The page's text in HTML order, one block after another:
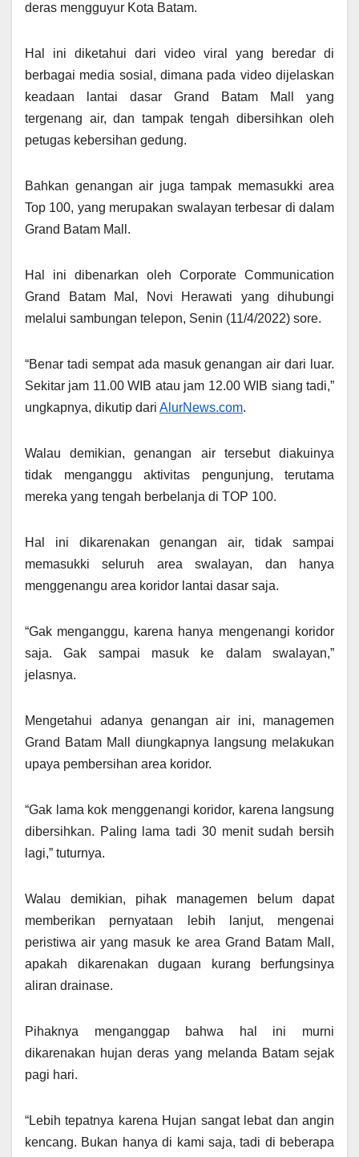
deras mengguyur Kota Batam.
Hal ini diketahui dari video viral yang beredar di
berbagai media sosial, dimana pada video dijelaskan
keadaan lantai dasar Grand Batam Mall yang
tergenang air, dan tampak tengah dibersihkan oleh
petugas kebersihan gedung.
Bahkan genangan air juga tampak memasukki area
Top 100, yang merupakan swalayan terbesar di dalam
Grand Batam Mall.
Hal ini dibenarkan oleh Corporate Communication
Grand Batam Mal, Novi Herawati yang dihubungi
melalui sambungan telepon, Senin (11/4/2022) sore.
“Benar tadi sempat ada masuk genangan air dari luar.
Sekitar jam 11.00 WIB atau jam 12.00 WIB siang tadi,”
ungkapnya, dikutip dari AlurNews.com.
Walau demikian, genangan air tersebut diakuinya
tidak menganggu aktivitas pengunjung, terutama
mereka yang tengah berbelanja di TOP 100.
Hal ini dikarenakan genangan air, tidak sampai
memasukki seluruh area swalayan, dan hanya
menggenangu area koridor lantai dasar saja.
“Gak menganggu, karena hanya mengenangi koridor
saja. Gak sampai masuk ke dalam swalayan,”
jelasnya.
Mengetahui adanya genangan air ini, managemen
Grand Batam Mall diungkapnya langsung melakukan
upaya pembersihan area koridor.
“Gak lama kok menggenangi koridor, karena langsung
dibersihkan. Paling lama tadi 30 menit sudah bersih
lagi,” tuturnya.
Walau demikian, pihak managemen belum dapat
memberikan pernyataan lebih lanjut, mengenai
peristiwa air yang masuk ke area Grand Batam Mall,
apakah dikarenakan dugaan kurang berfungsinya
aliran drainase.
Pihaknya menganggap bahwa hal ini murni
dikarenakan hujan deras yang melanda Batam sejak
pagi hari.
“Lebih tepatnya karena Hujan sangat lebat dan angin
kencang. Bukan hanya di kami saja, tadi di beberapa